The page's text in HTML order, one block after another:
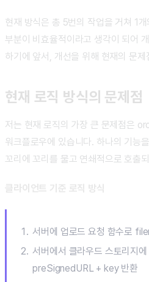
현재 방식은 총 5번의 작업을 거쳐 1
부분이 비효율적이라고 생각이 되어
하기에 앞서, 개선을 위해 현재의 문
현재 로직 방식의 문제점
저는 현재 로직의 가장 큰 문제점은
워크플로우에 있습니다. 하나의 기능
꼬리에 꼬리를 물고 연쇄적으로 호출
서버에 업로드 요청 함수로
서버에서 클라우드 스토리지
preSignedURL + key 반환